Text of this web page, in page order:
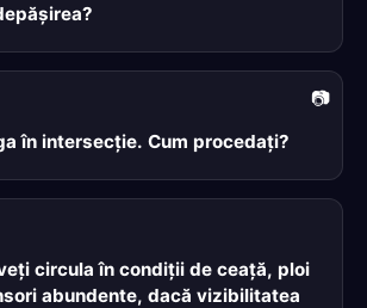
în intersecţie. Cum procedaţi?
circula în condiţii de ceaţă, ploi
abundente, dacă vizibilitatea